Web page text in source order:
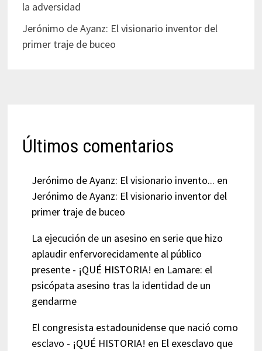
la adversidad
Jerónimo de Ayanz: El visionario inventor del
primer traje de buceo
Últimos comentarios
Jerónimo de Ayanz: El visionario invento... en
Jerónimo de Ayanz: El visionario inventor del
primer traje de buceo
La ejecución de un asesino en serie que hizo
aplaudir enfervorecidamente al público
presente - ¡QUÉ HISTORIA! en Lamare: el
psicópata asesino tras la identidad de un
gendarme
El congresista estadounidense que nació como
esclavo - ¡QUÉ HISTORIA! en El exesclavo que